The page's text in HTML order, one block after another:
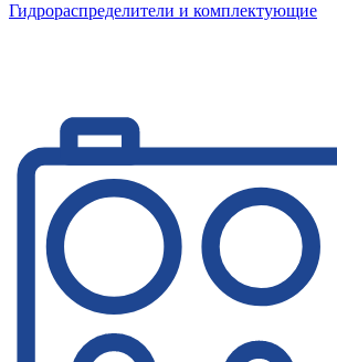
Гидрораспределители и комплектующие